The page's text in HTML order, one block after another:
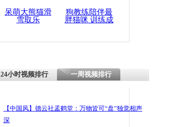
呆萌大熊猫滑
雪取乐
狗教练陪伴最
胖猫咪 训练成
24小时视频排行 一周视频排行
【中国风】德云社孟鹤堂：万物皆可“盘”独觉相声
深